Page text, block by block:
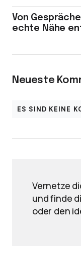
Von
echte Nähe
Neueste
ES SIND KEINE
Vernetze
und finde
oder den